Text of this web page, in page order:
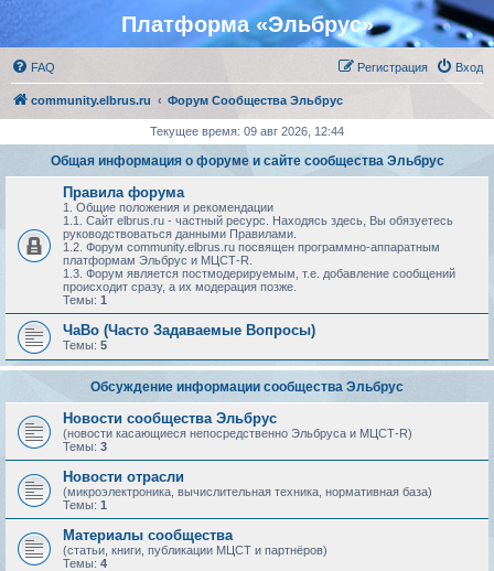
Платформа «Эльбрус»
FAQ Вход
Регистрация
community.elbrus.ru Форум Сообщества Эльбрус
Текущее время: 09 авг 2026, 12:44
Общая информация о форуме и сайте сообщества Эльбрус
Правила форума
1. Общие положения и рекомендации
1.1. Сайт elbrus.ru - частный ресурс. Находясь здесь, Вы обязуетесь
руководствоваться данными Правилами.
1.2. Форум community.elbrus.ru посвящен программно-аппаратным
платформам Эльбрус и МЦСТ-R.
1.3. Форум является постмодерируемым, т.е. добавление сообщений
происходит сразу, а их модерация позже.
Темы: 1
ЧаВо (Часто Задаваемые Вопросы)
Темы: 5
Обсуждение информации сообщества Эльбрус
Новости сообщества Эльбрус
(новости касающиеся непосредственно Эльбруса и МЦСТ-R)
Темы: 3
Новости отрасли
(микроэлектроника, вычислительная техника, нормативная база)
Темы: 1
Материалы сообщества
(статьи, книги, публикации МЦСТ и партнёров)
Темы: 4